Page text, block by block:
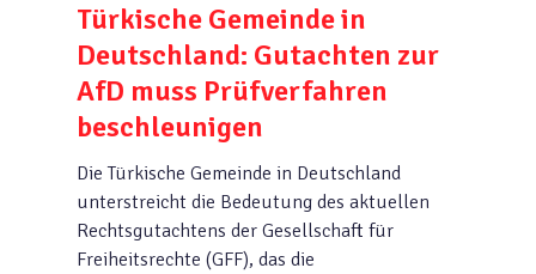
Türkische Gemeinde in
Deutschland: Gutachten zur
AfD muss Prüfverfahren
beschleunigen
Die Türkische Gemeinde in Deutschland
unterstreicht die Bedeutung des aktuellen
Rechtsgutachtens der Gesellschaft für
Freiheitsrechte (GFF), das die